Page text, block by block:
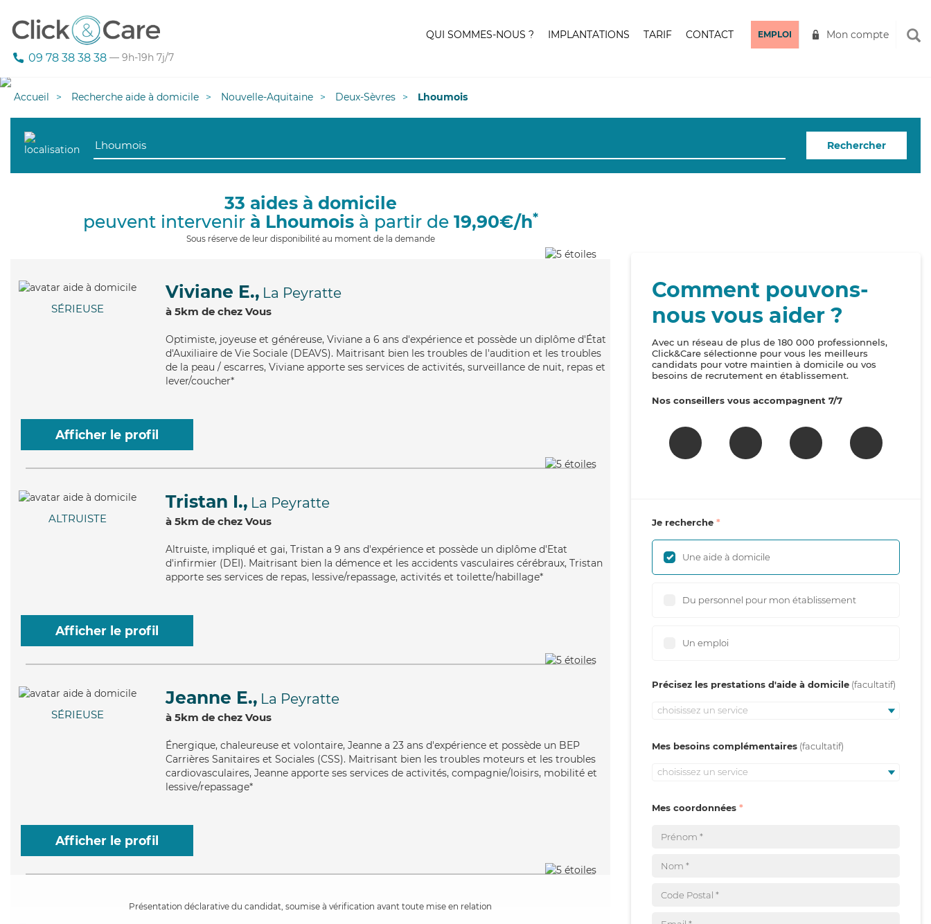
09 78 38 38 38 — 9h-19h 7j/7
QUI SOMMES-NOUS ? IMPLANTATIONS TARIF CONTACT EMPLOI Mon compte
Accueil Recherche aide à domicile Nouvelle-Aquitaine Deux-Sèvres Lhoumois
Rechercher
33 aides à domicile
peuvent intervenir à Lhoumoisà partir de 19,90€/h*
Sous réserve de leur disponibilité au moment de la demande
SÉRIEUSE
Viviane E., La Peyratte
à 5km de chez Vous
Optimiste, joyeuse et généreuse, Viviane a 6 ans d'expérience et possède un diplôme d'État
d'Auxiliaire de Vie Sociale (DEAVS). Maitrisant bien les troubles de l'audition et les troubles
de la peau / escarres, Viviane apporte ses services de activités, surveillance de nuit, repas et
lever/coucher*
Afficher le profil
ALTRUISTE
Tristan I., La Peyratte
à 5km de chez Vous
Altruiste, impliqué et gai, Tristan a 9 ans d'expérience et possède un diplôme d'Etat
d'infirmier (DEI). Maitrisant bien la démence et les accidents vasculaires cérébraux, Tristan
apporte ses services de repas, lessive/repassage, activités et toilette/habillage*
Afficher le profil
SÉRIEUSE
Jeanne E., La Peyratte
à 5km de chez Vous
Énergique, chaleureuse et volontaire, Jeanne a 23 ans d'expérience et possède un BEP
Carrières Sanitaires et Sociales (CSS). Maitrisant bien les troubles moteurs et les troubles
cardiovasculaires, Jeanne apporte ses services de activités, compagnie/loisirs, mobilité et
lessive/repassage*
Afficher le profil
Présentation déclarative du candidat, soumise à vérification avant toute mise en relation
Comment pouvons-
nous vous aider ?
Avec un réseau de plus de 180 000 professionnels,
Click&Care sélectionne pour vous les meilleurs
candidats pour votre maintien à domicile ou vos
besoins de recrutement en établissement.
Nos conseillers vous accompagnent 7/7
Je recherche
Une aide à domicile
Du personnel pour mon établissement
Un emploi
Précisez les prestations d'aide à domicile
choisissez un service
Mes besoins complémentaires
choisissez un service
Mes coordonnées